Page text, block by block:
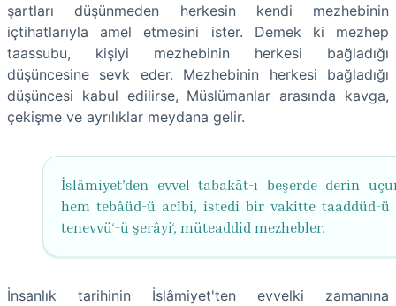
şartları düşünmeden herkesin kendi mezhebinin
içtihatlarıyla amel etmesini ister. Demek ki mezhep
taassubu, kişiyi mezhebinin herkesi bağladığı
düşüncesine sevk eder. Mezhebinin herkesi bağladığı
düşüncesi kabul edilirse, Müslümanlar arasında kavga,
çekişme ve ayrılıklar meydana gelir.
İslâmiyet’den evvel tabakāt-ı beşerde derin
hem tebâüd-ü acîbi, istedi bir vakitte taaddüd-ü
tenevvü‘-ü şerâyi‘, müteaddid mezhebler.
İnsanlık tarihinin İslâmiyet'ten evvelki zamanına